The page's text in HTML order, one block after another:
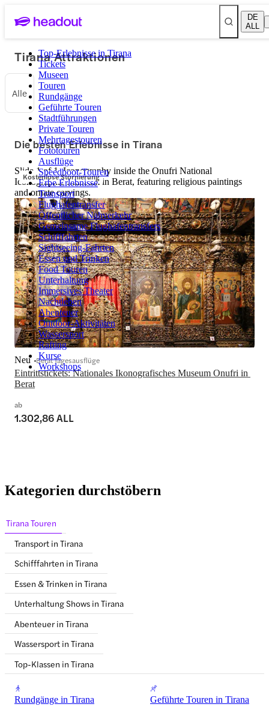
DE
ALL
Top-Erlebnisse in Tirana
Tickets
Museen
Touren
Rundgänge
Geführte Touren
Stadtführungen
Private Touren
Mehrtagestouren
Fototouren
Ausflüge
Speedboot-Touren
Erbe Erlebnisse
Transport
Flughafentransfer
Öffentlicher Nahverkehr
Gemeinsame Flughafentransfers
Schifffahrten
Sightseeing-Fahrten
Essen und Trinken
Food Touren
Unterhaltung
Immersives Theater
Nachtleben
Abenteuer
Outdoor-Aktivitäten
Wassersport
Rafting
Kurse
Workshops
Tirana Attraktionen
Alle
Die besten Erlebnisse in Tirana
Kostenlose Stornierung
Slide 1 of 1, Iconography inside the Onufri National
Iconographic Museum in Berat, featuring religious paintings
and ornate carvings.
Eintrittstickets: Nationales Ikonografisches Museum Onufri in
Berat
Neu Berat Tagesausflüge
ab
1.302,86 ALL
Kategorien durchstöbern
Tirana Touren
Transport in Tirana
Schifffahrten in Tirana
Essen & Trinken in Tirana
Unterhaltung Shows in Tirana
Abenteuer in Tirana
Wassersport in Tirana
Top-Klassen in Tirana
Rundgänge in Tirana Geführte Touren in Tirana